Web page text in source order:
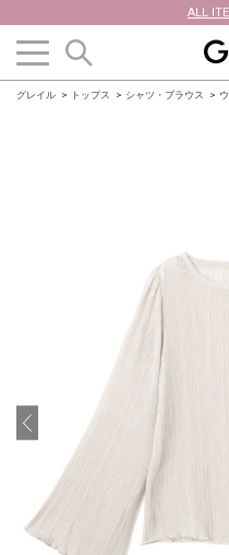
ALL
グレイル トップス シャツ・ブラウス